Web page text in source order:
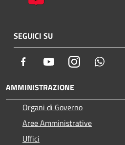
SEGUICI SU
Facebook YoutubeInstagram
AMMINISTRAZIONE
Organi di Governo
Aree Amministrative
Uffici